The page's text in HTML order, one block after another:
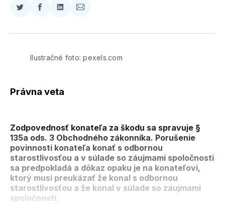
Zdieľať
Twitter
Zdieľať
Facebooku
Zdieľať
LinkedIne
Zdieľať
E-
Ilustračné foto: pexels.com
Právna veta
Zodpovednosť konateľa za škodu sa spravuje §
135a ods. 3 Obchodného zákonníka. Porušenie
povinnosti konateľa konať s odbornou
starostlivosťou a v súlade so záujmami spoločnosti
sa predpokladá a dôkaz opaku je na konateľovi,
ktorý musí preukázať že konal s odbornou
starostlivosťou a že konal v súlade so záujmami
spoločnosti.